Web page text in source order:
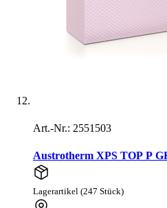
Art.-Nr.: 2551503
Austrotherm XPS TOP P
Lagerartikel (247 Stück)